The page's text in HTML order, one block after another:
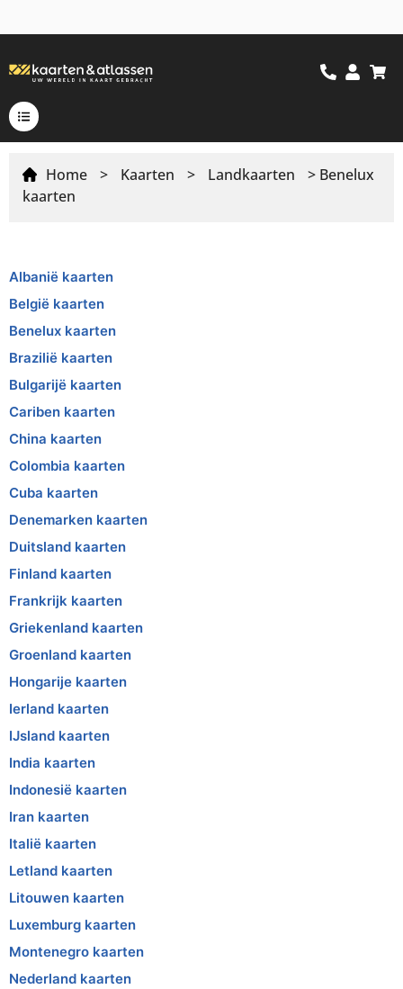
Home > Kaarten > Landkaarten
> Benelux
kaarten
Albanië kaarten
België kaarten
Benelux kaarten
Brazilië kaarten
Bulgarijë kaarten
Cariben kaarten
China kaarten
Colombia kaarten
Cuba kaarten
Denemarken kaarten
Duitsland kaarten
Finland kaarten
Frankrijk kaarten
Griekenland kaarten
Groenland kaarten
Hongarije kaarten
Ierland kaarten
IJsland kaarten
India kaarten
Indonesië kaarten
Iran kaarten
Italië kaarten
Letland kaarten
Litouwen kaarten
Luxemburg kaarten
Montenegro kaarten
Nederland kaarten